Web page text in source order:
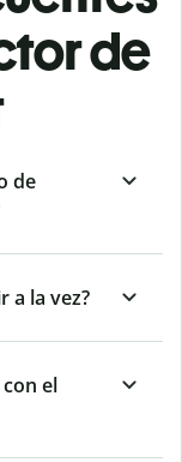
de
de
a la vez?
el